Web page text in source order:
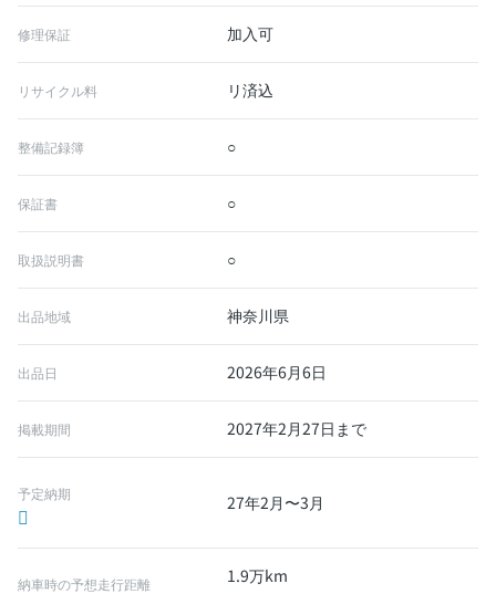
修理保証 加入可
リサイクル料 リ済込
整備記録簿 ○
保証書 ○
取扱説明書 ○
出品地域 神奈川県
出品日 2026年6月6日
掲載期間 2027年2月27日まで
予定納期 27年2月〜3月
納車時の予想走行距離 1.9万km